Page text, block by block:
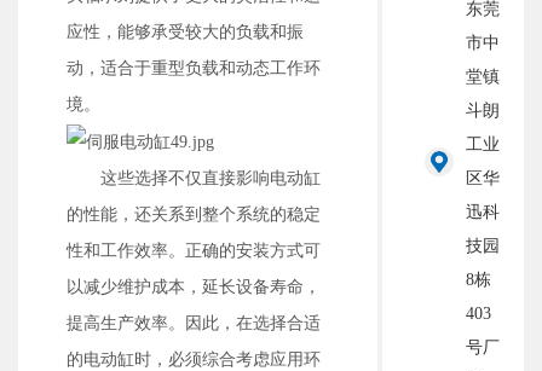
应性，能够承受较大的负载和振
动，适合于重型负载和动态工作环
境。
这些选择不仅直接影响电动缸
的性能，还关系到整个系统的稳定
性和工作效率。正确的安装方式可
以减少维护成本，延长设备寿命，
提高生产效率。因此，在选择合适
的电动缸时，必须综合考虑应用环
东莞
市中
堂镇
斗朗
工业
区华
迅科
技园
8栋
403
号厂